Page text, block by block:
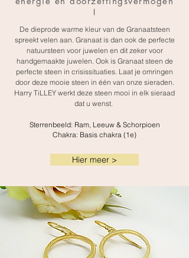
!
De dieprode warme kleur van de Granaatsteen
spreekt velen aan. Granaat is dan ook de perfecte
natuursteen voor juwelen en dit zeker voor
handgemaakte juwelen. Ook is Granaat steen de
perfecte steen in crisissituaties. Laat je omringen
door deze mooie steen in één van onze sieraden.
Harry TiLLEY werkt deze steen mooi in elk sieraad
dat u wenst.
Sterrenbeeld: Ram, Leeuw & Schorpioen
Chakra: Basis chakra (1e)
Hier meer >